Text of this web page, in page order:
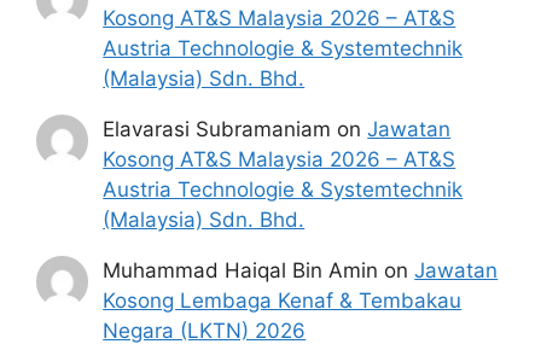
Kelayakan Kadar Upah
Ijazah Sarjana Muda Setaraf
ke atas
Setaraf Diploma/Sijil Tinggi
Pelajaran Malaysia
RM1,500 –
Kemudahan Yang Diberikan
Kosong AT&S Malaysia 2026 – AT&S
Austria Technologie & Systemtechnik
(Malaysia) Sdn. Bhd.
Elavarasi Subramaniam onJawatan
Kosong AT&S Malaysia 2026 – AT&S
Austria Technologie & Systemtechnik
(Malaysia) Sdn. Bhd.
Muhammad Haiqal Bin Amin onJawatan
Kosong Lembaga Kenaf & Tembakau
Negara (LKTN) 2026